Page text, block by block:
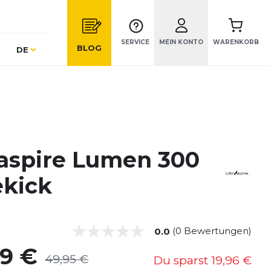
Sprache
DE BLOG
SERVICE MEIN KONTO WARENKORB
Lumen 300
0.0 (0 Bewertungen)
€ 49,95 € Du sparst 19,96 €